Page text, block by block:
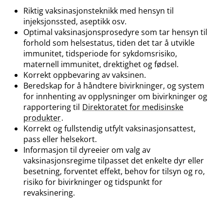
Riktig vaksinasjonsteknikk med hensyn til
injeksjonssted, aseptikk osv.
Optimal vaksinasjonsprosedyre som tar hensyn til
forhold som helsestatus, tiden det tar å utvikle
immunitet, tidsperiode for sykdomsrisiko,
maternell immunitet, drektighet og fødsel.
Korrekt oppbevaring av vaksinen.
Beredskap for å håndtere bivirkninger, og system
for innhenting av opplysninger om bivirkninger og
rapportering til Direktoratet for medisinske
produkter.
Korrekt og fullstendig utfylt vaksinasjonsattest,
pass eller helsekort.
Informasjon til dyreeier om valg av
vaksinasjonsregime tilpasset det enkelte dyr eller
besetning, forventet effekt, behov for tilsyn og ro,
risiko for bivirkninger og tidspunkt for
revaksinering.